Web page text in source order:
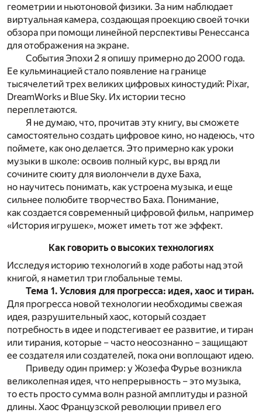
геометрии и ньютоновой физики. За ним наблюдает
виртуальная камера, создающая проекцию своей точки
обзора при помощи линейной перспективы Ренессанса
для отображения на экране.
События Эпохи 2 я опишу примерно до 2000 года.
Ее кульминацией стало появление на границе
тысячелетий трех великих цифровых киностудий: Pixar,
DreamWorks и Blue Sky. Их истории тесно
переплетаются.
Я не думаю, что, прочитав эту книгу, вы сможете
самостоятельно создать цифровое кино, но надеюсь, что
поймете, как оно делается. Это примерно как уроки
музыки в школе: освоив полный курс, вы вряд ли
сочините сюиту для виолончели в духе Баха,
но научитесь понимать, как устроена музыка, и еще
сильнее полюбите творчество Баха. Понимание,
как создается современный цифровой фильм, например
«История игрушек», может иметь тот же эффект.
Как говорить о высоких технологиях
Исследуя историю технологий в ходе работы над этой
книгой, я наметил три глобальные темы.
Тема 1. Условия для прогресса: идея, хаос и тиран.
Для прогресса новой технологии необходимы свежая
идея, разрушительный хаос, который создает
потребность в идее и подстегивает ее развитие, и тиран
или тирания, которые – часто неосознанно – защищают
ее создателя или создателей, пока они воплощают идею.
Приведу один пример: у Жозефа Фурье возникла
великолепная идея, что непрерывность – это музыка,
то есть просто сумма волн разной амплитуды и разной
длины. Хаос Французской революции привел его